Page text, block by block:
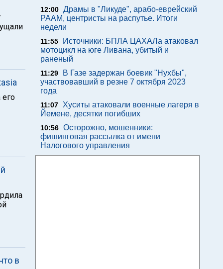
в
12:00 Драмы в "Ликуде", арабо-еврейский
РААМ, центристы на распутье. Итоги
недели
11:55
Источники: БПЛА ЦАХАЛа атаковал
мотоцикл на юге Ливана, убитый и
раненый
11:29
В Газе задержан боевик "Нухбы",
участвовавший в резне 7 октября 2023
года
11:07
Хуситы атаковали военные лагеря в
Йемене, десятки погибших
10:56 Осторожно, мошенники:
фишинговая рассылка от имени
Налогового управления